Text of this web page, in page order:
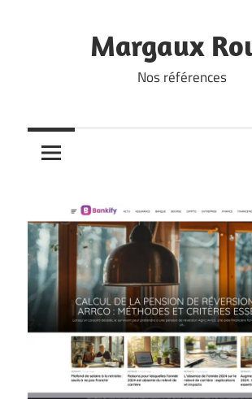
Margaux
Nos références